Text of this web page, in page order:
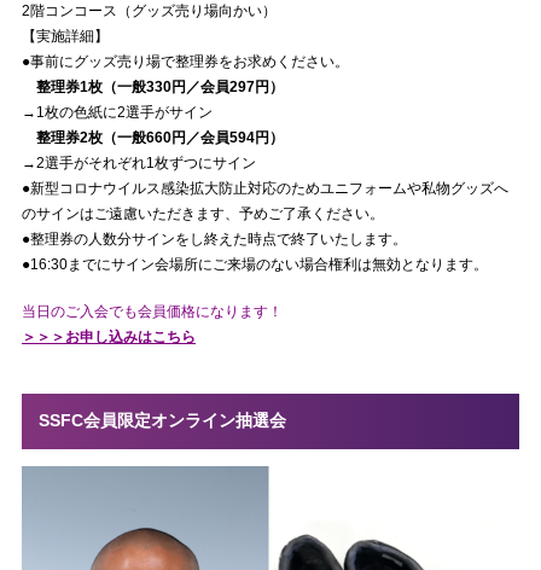
2階コンコース（グッズ売り場向かい）
【実施詳細】
●事前にグッズ売り場で整理券をお求めください。
整理券1枚（一般330円／会員297円）
→1枚の色紙に2選手がサイン
整理券2枚（一般660円／会員594円）
→2選手がそれぞれ1枚ずつにサイン
●新型コロナウイルス感染拡大防止対応のためユニフォームや私物グッズへ
のサインはご遠慮いただきます、予めご了承ください。
●整理券の人数分サインをし終えた時点で終了いたします。
●16:30までにサイン会場所にご来場のない場合権利は無効となります。
当日のご入会でも会員価格になります！
＞＞＞お申し込みはこちら
SSFC会員限定オンライン抽選会